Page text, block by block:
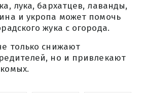
лука, бархатцев, лаванды,
и укропа может помочь
жука с огорода.
только снижают
но и привлекают